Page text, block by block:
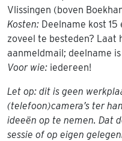
Vlissingen (boven
Kosten: Deelname kost
zoveel te besteden? Laat
aanmeldmail; deelname
Voor wie: iedereen!
Let op: dit is geen
(telefoon)camera’s ter
ideeën op te nemen. Dat
sessie of op eigen